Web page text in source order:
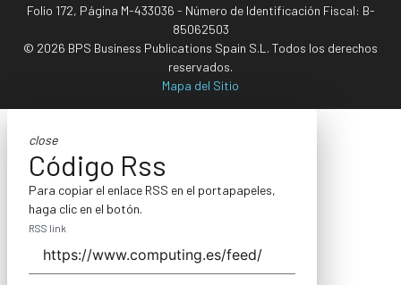
Folio 172, Página M-433036 - Número de Identificación Fiscal: B-
85062503
© 2026 BPS Business Publications Spain S.L. Todos los derechos
reservados.
Mapa del Sitio
close
Código Rss
Para copiar el enlace RSS en el portapapeles,
haga clic en el botón.
RSS link